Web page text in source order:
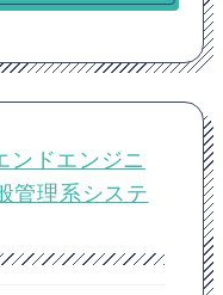
ンドエンジニ
管理系システ